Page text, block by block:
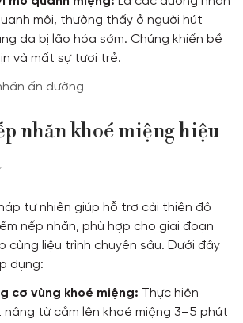
môi, thường thấy ở người hút
da bị lão hóa sớm. Chúng khiến bề
và mất sự tươi trẻ.
ấn đường
nhăn khoé miệng hiệu
tự nhiên giúp hỗ trợ cải thiện độ
nếp nhăn, phù hợp cho giai đoạn
cùng liệu trình chuyên sâu. Dưới đây
dụng:
cơ vùng khoé miệng: Thực hiện
từ cằm lên khoé miệng 3–5 phút